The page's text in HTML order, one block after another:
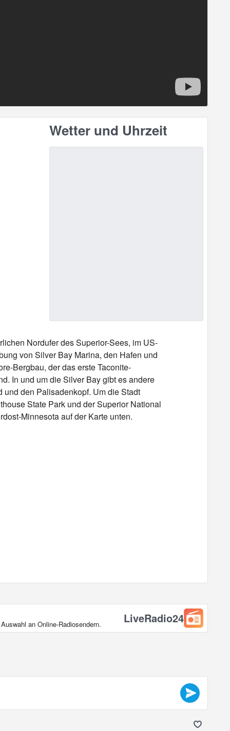
Wetter und Uhrzeit
Nordufer des Superior-Sees, im US-
von Silver Bay Marina, den Hafen und
Bergbau, der das erste Taconite-
In und um die Silver Bay gibt es andere
und den Palisadenkopf. Um die Stadt
State Park und der Superior National
Minnesota auf der Karte unten.
an Online‑Radiosendern. LiveRadio24